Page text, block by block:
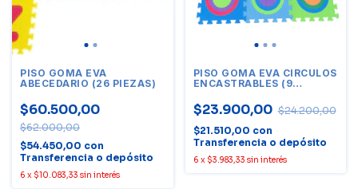
PISO GOMA EVA
ABECEDARIO (26 PIEZAS)
$60.500,00
$62.000,00
$54.450,00 con
Transferencia o depósito
6 x $10.083,33 sin interés
PISO GOMA EVA CIRCULOS
ENCASTRABLES (9
$23.900,00 $24.200,00
$21.510,00 con
Transferencia o depósito
6 x $3.983,33 sin interés